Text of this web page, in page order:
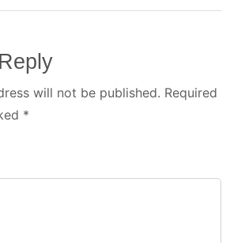
will not be published. Required
*